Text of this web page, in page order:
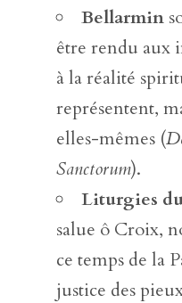
Bellarmin
être rendu aux
à la réalité
représentent,
elles-mêmes (
Sanctorum).
Liturgies
salue ô Croix,
ce temps de la
justice des